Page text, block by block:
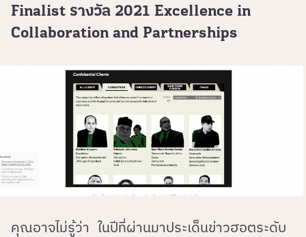
Finalist รางวัล 2021 Excellence in
Collaboration and Partnerships
คุณอาจไม่รู้ว่า ในปีที่ผ่านมาประเด็นข่าวฮอตระดับ